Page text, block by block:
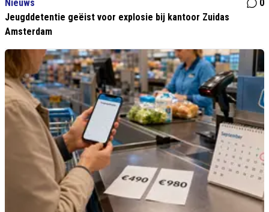
Nieuws
0
Jeugddetentie geëist voor explosie bij kantoor Zuidas
Amsterdam